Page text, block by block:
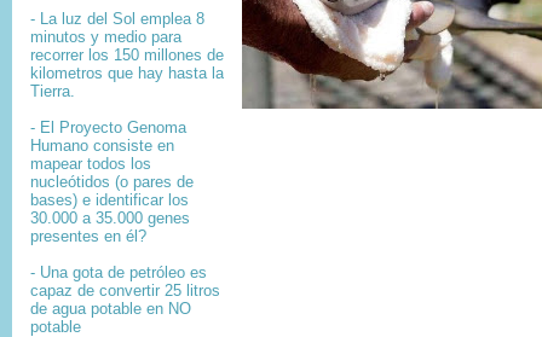
- La luz del Sol emplea 8
minutos y medio para
recorrer los 150 millones de
kilometros que hay hasta la
Tierra.
- El
Proyecto Genoma
Humano consiste en
mapear todos los
nucleótidos (o pares de
bases) e identificar los
30.000 a 35.000 genes
presentes en él?
- Una gota de petróleo es
capaz de convertir 25 litros
de agua potable en NO
potable